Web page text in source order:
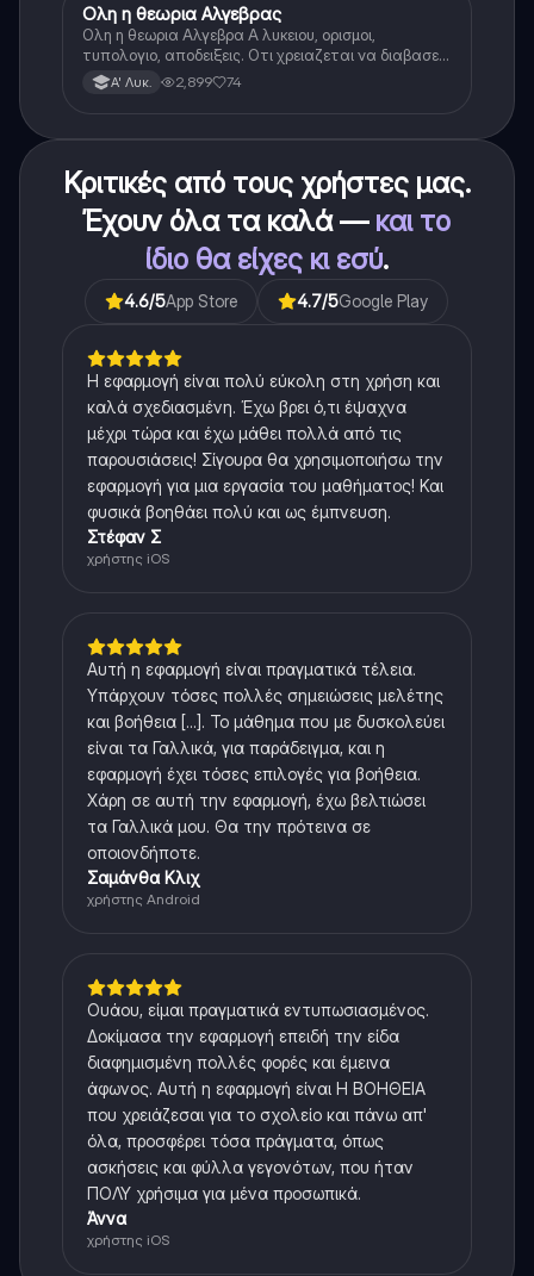
Μαθηματικά
Ολη η θεωρια Αλγεβρας
Ολη η θεωρια Αλγεβρα Α λυκειου, ορισμοι,
τυπολογιο, αποδειξεις. Οτι χρειαζεται να διαβασεις
για το θεωρητικο κομματι της αλγεβρας.
Α' Λυκ. 2,899 74
Κριτικές από τους χρήστες μας.
Έχουν όλα τα καλά — και το
ίδιο θα είχες κι εσύ.
4.6/5App Store 4.7/5Google Play
Η εφαρμογή είναι πολύ εύκολη στη χρήση και
καλά σχεδιασμένη. Έχω βρει ό,τι έψαχνα
μέχρι τώρα και έχω μάθει πολλά από τις
παρουσιάσεις! Σίγουρα θα χρησιμοποιήσω την
εφαρμογή για μια εργασία του μαθήματος! Και
φυσικά βοηθάει πολύ και ως έμπνευση.
Στέφαν Σ
χρήστης iOS
Αυτή η εφαρμογή είναι πραγματικά τέλεια.
Υπάρχουν τόσες πολλές σημειώσεις μελέτης
και βοήθεια [...]. Το μάθημα που με δυσκολεύει
είναι τα Γαλλικά, για παράδειγμα, και η
εφαρμογή έχει τόσες επιλογές για βοήθεια.
Χάρη σε αυτή την εφαρμογή, έχω βελτιώσει
τα Γαλλικά μου. Θα την πρότεινα σε
οποιονδήποτε.
Σαμάνθα Κλιχ
χρήστης Android
Ουάου, είμαι πραγματικά εντυπωσιασμένος.
Δοκίμασα την εφαρμογή επειδή την είδα
διαφημισμένη πολλές φορές και έμεινα
άφωνος. Αυτή η εφαρμογή είναι Η ΒΟΗΘΕΙΑ
που χρειάζεσαι για το σχολείο και πάνω απ'
όλα, προσφέρει τόσα πράγματα, όπως
ασκήσεις και φύλλα γεγονότων, που ήταν
ΠΟΛΥ χρήσιμα για μένα προσωπικά.
Άννα
χρήστης iOS